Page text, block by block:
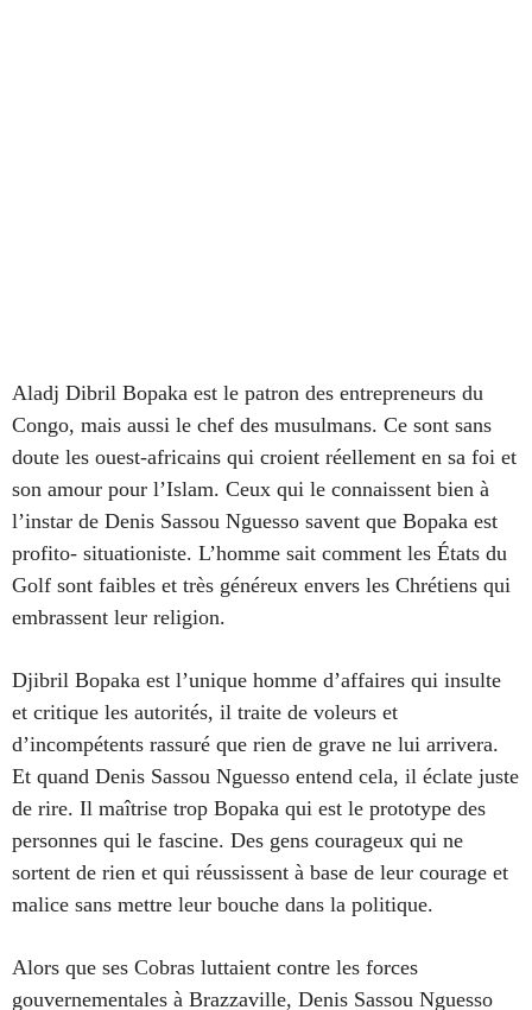
Aladj Dibril Bopaka est le patron des entrepreneurs du
Congo, mais aussi le chef des musulmans. Ce sont sans
doute les ouest-africains qui croient réellement en sa foi et
son amour pour l’Islam. Ceux qui le connaissent bien à
l’instar de Denis Sassou Nguesso savent que Bopaka est
profito- situationiste. L’homme sait comment les États du
Golf sont faibles et très généreux envers les Chrétiens qui
embrassent leur religion.
Djibril Bopaka est l’unique homme d’affaires qui insulte
et critique les autorités, il traite de voleurs et
d’incompétents rassuré que rien de grave ne lui arrivera.
Et quand Denis Sassou Nguesso entend cela, il éclate juste
de rire. Il maîtrise trop Bopaka qui est le prototype des
personnes qui le fascine. Des gens courageux qui ne
sortent de rien et qui réussissent à base de leur courage et
malice sans mettre leur bouche dans la politique.
Alors que ses Cobras luttaient contre les forces
gouvernementales à Brazzaville, Denis Sassou Nguesso